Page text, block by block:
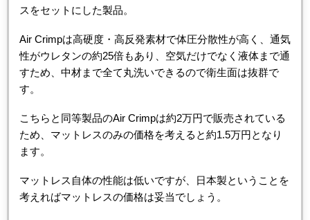
スをセットにした製品。
Air Crimpは高硬度・高反発素材で体圧分散性が高く、通気
性がウレタンの約25倍もあり、空気だけでなく液体まで通
すため、中材まで全て丸洗いできるので衛生面は抜群で
す。
こちらと同等製品のAir Crimpは約2万円で販売されている
ため、マットレスのみの価格を考えると約1.5万円となり
ます。
マットレス自体の性能は低いですが、日本製ということを
考えればマットレスの価格は妥当でしょう。